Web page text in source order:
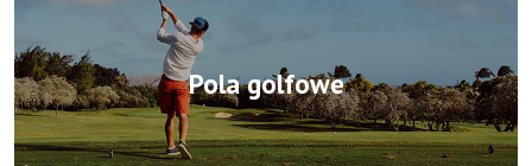
Pola golfowe